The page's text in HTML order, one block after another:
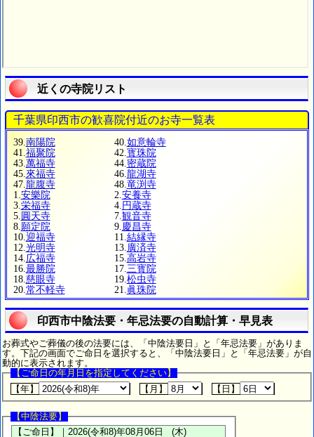
近くの寺院リスト
千葉県印西市の歓喜院付近のお寺一覧表
39. 南陽院 40. 如意輪寺
41. 福聚院 42. 寳珠院
43. 萬福寺 44. 密蔵院
45. 來福寺 46. 龍湖寺
47. 龍腹寺 48. 竜渕寺
1. 安樂院 2. 安養寺
3. 栄福寺 4. 円蔵寺
5. 圓天寺 7. 観音寺
8. 願定院 9. 慶昌寺
10. 迎福寺 11. 結縁寺
12. 光明寺 13. 廣済寺
14. 広福寺 15. 高岩寺
16. 最勝院 17. 三寳院
18. 慈眼寺 19. 松虫寺
20. 常不軽寺 21. 眞珠院
印西市中陰法要・年忌法要の自動計算・早見表
お葬式やご葬儀の後の法要には、「中陰法要日」と「年忌法要」がありま
す。下記の画面でご命日を選択すると、「中陰法要日」と「年忌法要」が自
動的に表示されます。
【ご命日の年月日を指定してください】
【年】
【月】 【日】
【中陰法要】